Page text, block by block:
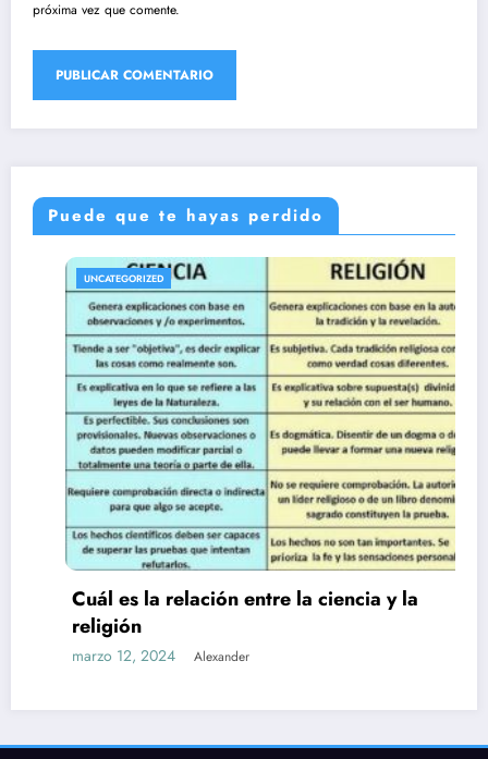
próxima vez que comente.
Puede que te hayas perdido
UNCATEGORIZED
Cuál es la relación entre la ciencia y la
religión
marzo 12, 2024 Alexander